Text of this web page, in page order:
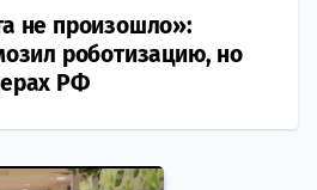
не произошло»:
роботизацию, но
РФ